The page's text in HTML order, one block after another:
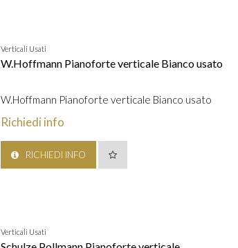
Verticali Usati
W.Hoffmann Pianoforte verticale Bianco usato
W.Hoffmann Pianoforte verticale Bianco usato
Richiedi info
RICHIEDI INFO
Verticali Usati